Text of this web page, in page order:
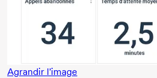
Agrandir l'image